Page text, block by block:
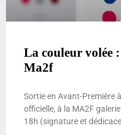
La couleur volée
Ma2f
Sortie en Avant-Première
officielle, à la MA2F
18h (signature et